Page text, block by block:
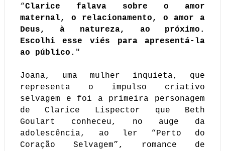
“Clarice falava sobre o amor
maternal, o relacionamento, o amor a
Deus, à natureza, ao próximo.
Escolhi esse viés para apresentá-la
ao público. "
Joana, uma mulher inquieta, que
representa o impulso criativo
selvagem e foi a primeira personagem
de Clarice Lispector que Beth
Goulart conheceu, no auge da
adolescência, ao ler “Perto do
Coração Selvagem”, romance de